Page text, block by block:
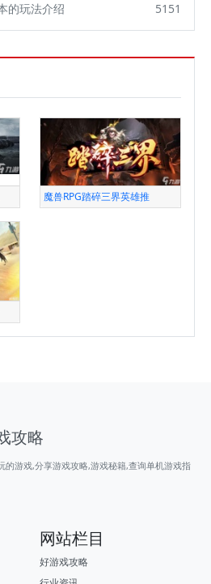
的玩法介绍 5151
魔兽RPG踏碎三界英雄推
攻略
的游戏,分享游戏攻略,游戏秘籍,查询单机游戏指
网站栏目
好游戏攻略